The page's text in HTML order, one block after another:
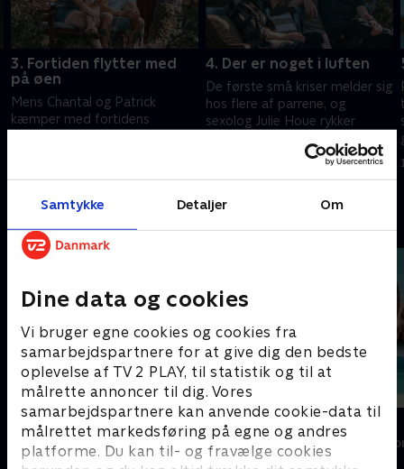
Samtykke Detaljer Om
Dine data og cookies
Vi bruger egne cookies og cookies fra
samarbejdspartnere for at give dig den bedste
oplevelse af TV 2 PLAY, til statistik og til at
målrette annoncer til dig. Vores
samarbejdspartnere kan anvende cookie-data til
målrettet markedsføring på egne og andres
platforme. Du kan til- og fravælge cookies
3. Fortiden flytter med
på øen
Mens Chantal og Patrick
kæmper med fortidens
3. januar 2023 • 27 min
4. Der er noget i luften
De første små kriser melder sig
hos flere af parrene, og
sexolog Julie Houe rykker
Chantal og Patrick og Christina
10. januar 2023 • 28 min
Andre så også
Landmand søger kærlighed
Reality • 13 sæsoner
Ombord
Reality • 1